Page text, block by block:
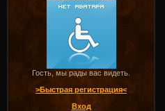
Гость, мы рады вас видеть.
>Быстрая регистрация<
Вход